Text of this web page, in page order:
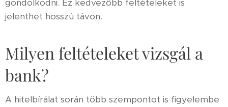
gondolkodni. Ez kedvezőbb feltételeket is
jelenthet hosszú távon.
Milyen feltételeket vizsgál a
bank?
A hitelbírálat során több szempontot is figyelembe